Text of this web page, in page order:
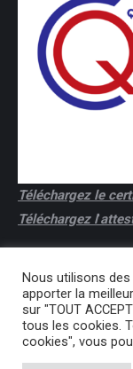
Téléchargez le
Téléchargez l'
Nous utilisons
apporter la
sur "TOUT
tous les cookies.
cookies", vous